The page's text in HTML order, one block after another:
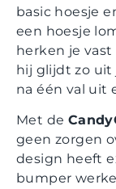
basic hoesje
een hoesje
herken je
hij glijdt zo uit
na één val uit
Met de
geen zorgen
design heeft
bumper